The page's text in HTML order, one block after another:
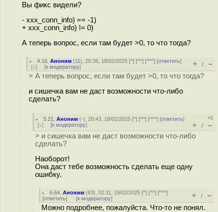
Вы фикс видели?
- xxx_conn_info) == -1)
+ xxx_conn_info) != 0)
А теперь вопрос, если там будет >0, то что тогда?
4.16 ,Аноним (11), 20:36, 18/02/2025 [^] [^^] [^^^] [ответить]
[↓] [к модератору] + / –
> А теперь вопрос, если там будет >0, то что тогда?
и сишечка вам не даст возможности что-либо
сделать?
5.21 ,Аноним (-), 20:43, 18/02/2025 [^] [^^] [^^^] [ответить]
[↓] [к модератору]
+2
+ / –
> и сишечка вам не даст возможности что-либо
сделать?
Наоборот!
Она даст тебе возможность сделать еще одну
ошибку.
6.64 ,Аноним (63), 02:11, 19/02/2025 [^] [^^] [^^^]
[ответить] [к модератору] + / –
Можно подробнее, пожалуйста. Что-то не понял.